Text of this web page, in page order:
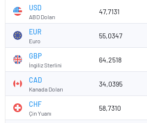
USD
ABD Doları
47,7131
EUR
Euro
55,0347
GBP
İngiliz Sterlini
64,2518
CAD
Kanada Doları
34,0395
CHF
Çin Yuanı
58,7310